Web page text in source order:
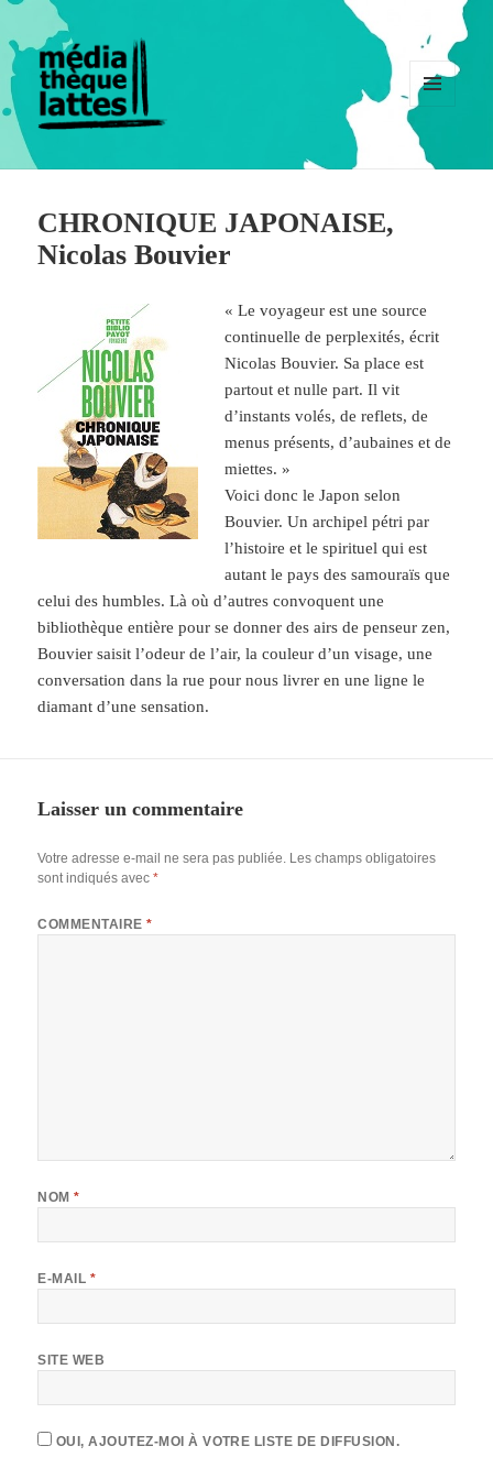
MENU
WIDGETS
CHRONIQUE JAPONAISE,
Nicolas Bouvier
« Le voyageur est une source
continuelle de perplexités, écrit
Nicolas Bouvier. Sa place est
partout et nulle part. Il vit
d’instants volés, de reflets, de
menus présents, d’aubaines et de
miettes. »
Voici donc le Japon selon
Bouvier. Un archipel pétri par
l’histoire et le spirituel qui est
autant le pays des samouraïs que
celui des humbles. Là où d’autres convoquent une
bibliothèque entière pour se donner des airs de penseur zen,
Bouvier saisit l’odeur de l’air, la couleur d’un visage, une
conversation dans la rue pour nous livrer en une ligne le
diamant d’une sensation.
Laisser un commentaire
Votre adresse e-mail ne sera pas publiée. Les champs obligatoires
sont indiqués avec*
COMMENTAIRE*
NOM*
E-MAIL *
SITE WEB
OUI, AJOUTEZ-MOI À VOTRE LISTE DE DIFFUSION.